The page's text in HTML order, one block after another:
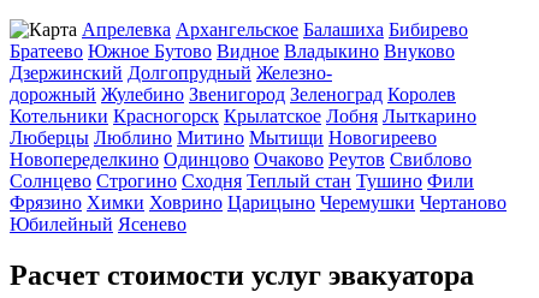
Апрелевка Архангельское Балашиха Бибирево
Братеево Южное Бутово Видное Владыкино Внуково
Дзержинский Долгопрудный Железно-
дорожный Жулебино Звенигород Зеленоград Королев
Котельники Красногорск Крылатское Лобня Лыткарино
Люберцы Люблино Митино Мытищи Новогиреево
Новопеределкино Одинцово Очаково Реутов Свиблово
Солнцево Строгино Сходня Теплый стан Тушино Фили
Фрязино Химки Ховрино Царицыно Черемушки Чертаново
Юбилейный Ясенево
Расчет стоимости услуг эвакуатора